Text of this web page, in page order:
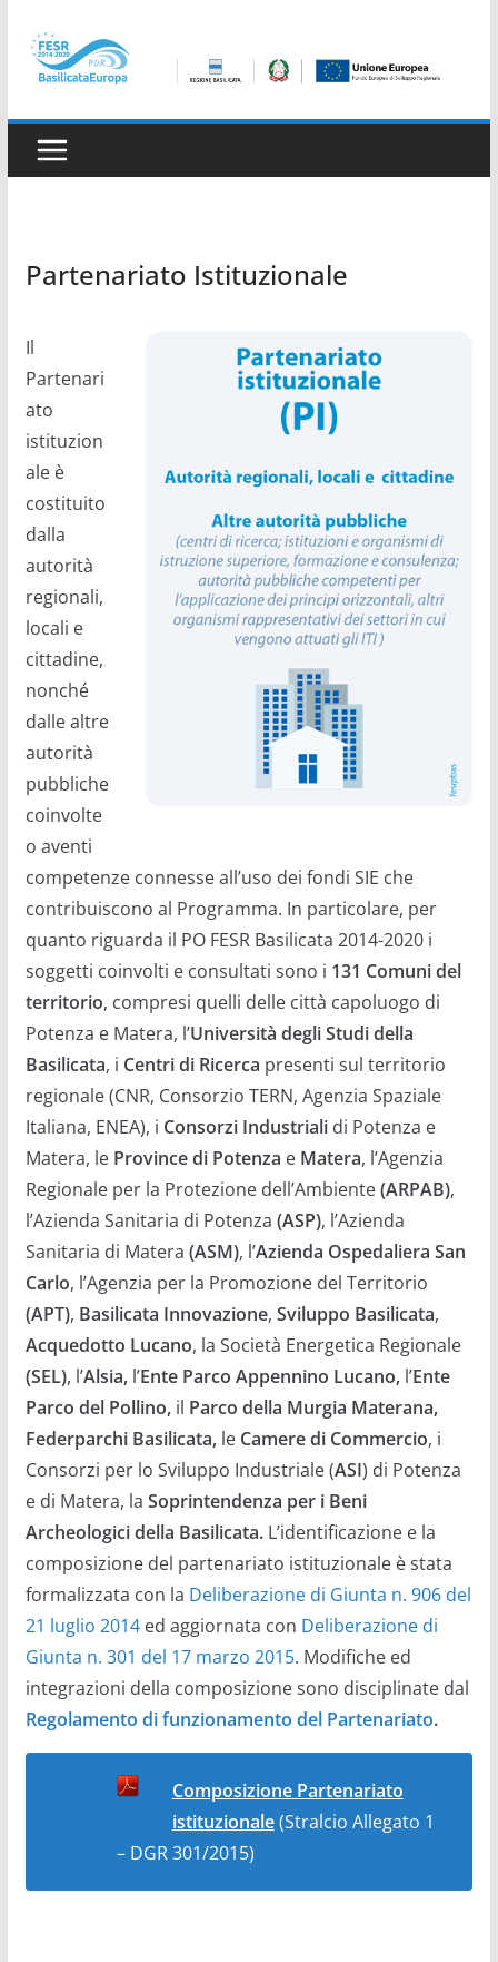
contenuto
Partenariato Istituzionale
Il
Partenari
ato
istituzion
ale è
costituito
dalla
autorità
regionali,
locali e
cittadine,
nonché
dalle altre
autorità
pubbliche
coinvolte
o aventi
competenze connesse all’uso dei fondi SIE che
contribuiscono al Programma. In particolare, per
quanto riguarda il PO FESR Basilicata 2014-2020 i
soggetti coinvolti e consultati sono i 131 Comuni del
territorio, compresi quelli delle città capoluogo di
Potenza e Matera, l’Università degli Studi della
Basilicata, i Centri di Ricerca presenti sul territorio
regionale (CNR, Consorzio TERN, Agenzia Spaziale
Italiana, ENEA), i Consorzi Industrialidi Potenza e
Matera, le Province di Potenza e Matera, l’Agenzia
Regionale per la Protezione dell’Ambiente(ARPAB),
l’Azienda Sanitaria di Potenza (ASP), l’Azienda
Sanitaria di Matera (ASM), l’Azienda Ospedaliera San
Carlo, l’Agenzia per la Promozione del Territorio
(APT), Basilicata Innovazione, Sviluppo Basilicata,
Acquedotto Lucano, la Società Energetica Regionale
(SEL), l’Alsia, l’Ente Parco Appennino Lucano,l’Ente
Parco del Pollino, il Parco della Murgia Materana,
Federparchi Basilicata, le Camere di Commercio, i
Consorzi per lo Sviluppo Industriale (ASI) di Potenza
e di Matera, la Soprintendenza per i Beni
Archeologici della Basilicata.L’identificazione e la
composizione del partenariato istituzionale è stata
formalizzata con la Deliberazione di Giunta n. 906 del
21 luglio 2014ed aggiornata con Deliberazione di
Giunta n. 301 del 17 marzo 2015. Modifiche ed
integrazioni della composizione sono disciplinate dal
Regolamento di funzionamento del Partenariato.
Composizione Partenariato
istituzionale(Stralcio Allegato 1
– DGR 301/2015)